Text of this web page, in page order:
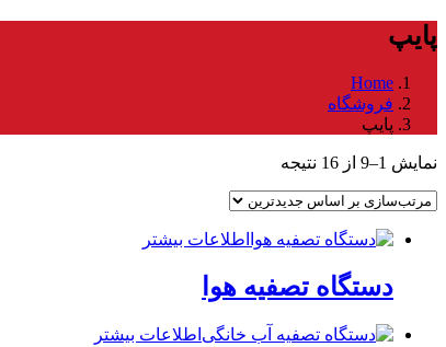
پایپ
Home
فروشگاه
پایپ
نمایش 1–9 از 16 نتیجه
اساس
اطلاعات بیشتر
دستگاه تصفیه هوا
اطلاعات بیشتر